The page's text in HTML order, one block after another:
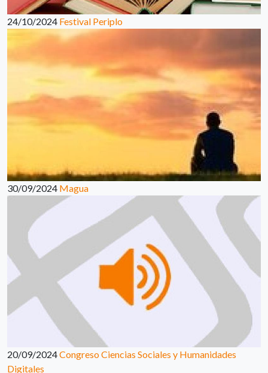
24/10/2024 Festival Periplo
30/09/2024 Magua
20/09/2024Congreso Ciencias Sociales y Humanidades
Digitales